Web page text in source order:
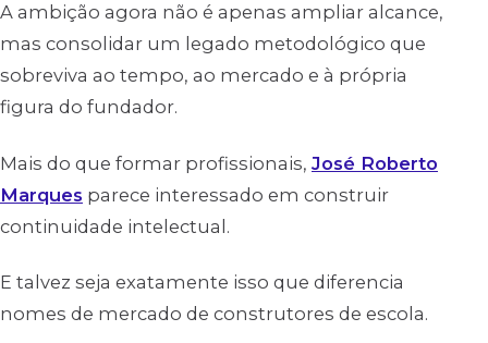
A ambição agora não é apenas ampliar alcance,
mas consolidar um legado metodológico que
sobreviva ao tempo, ao mercado e à própria
figura do fundador.
Mais do que formar profissionais, José Roberto
Marques parece interessado em construir
continuidade intelectual.
E talvez seja exatamente isso que diferencia
nomes de mercado de construtores de escola.